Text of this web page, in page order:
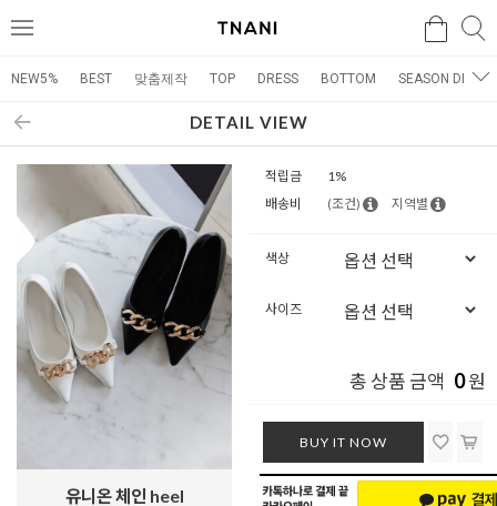
메
검색
NEW5% BEST 맞춤제작 TOP DRESS BOTTOM SEASON DRESS
DETAIL VIEW
유니온 체인 heel
적립금
1%
배송비
(조건) 지역별
색상
사이즈
총 상품 금액 0원
BUY IT NOW